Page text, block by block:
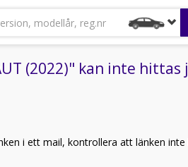
modellår, reg.nr
(2022)" kan inte hittas
i ett mail, kontrollera att länken inte